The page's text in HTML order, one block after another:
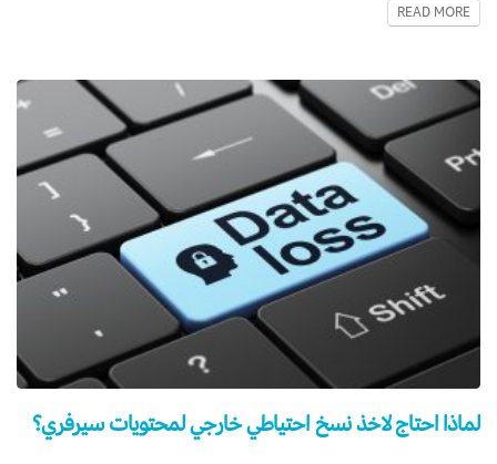
READ MORE
لماذا احتاج لاخذ نسخ احتياطي خارجي لمحتويات سيرفري؟